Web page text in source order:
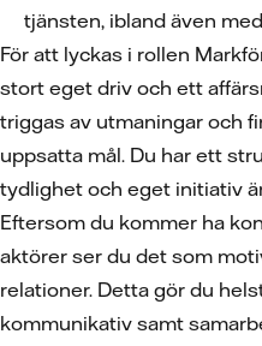
tjänsten, ibland även
För att lyckas i rollen
stort eget driv och ett
triggas av utmaningar och
uppsatta mål. Du har ett
tydlighet och eget initiativ
Eftersom du kommer ha
aktörer ser du det som
relationer. Detta gör du
kommunikativ samt